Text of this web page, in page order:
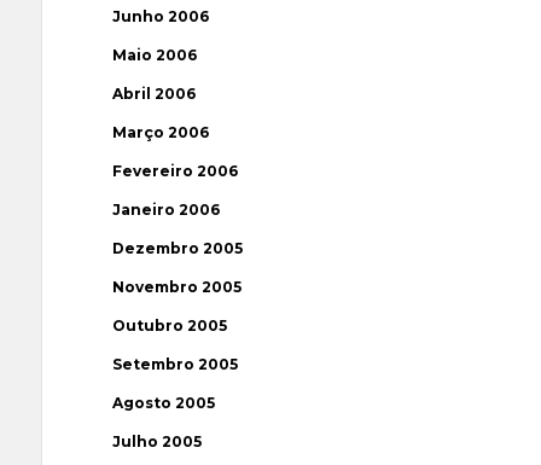
Junho 2006
Maio 2006
Abril 2006
Março 2006
Fevereiro 2006
Janeiro 2006
Dezembro 2005
Novembro 2005
Outubro 2005
Setembro 2005
Agosto 2005
Julho 2005